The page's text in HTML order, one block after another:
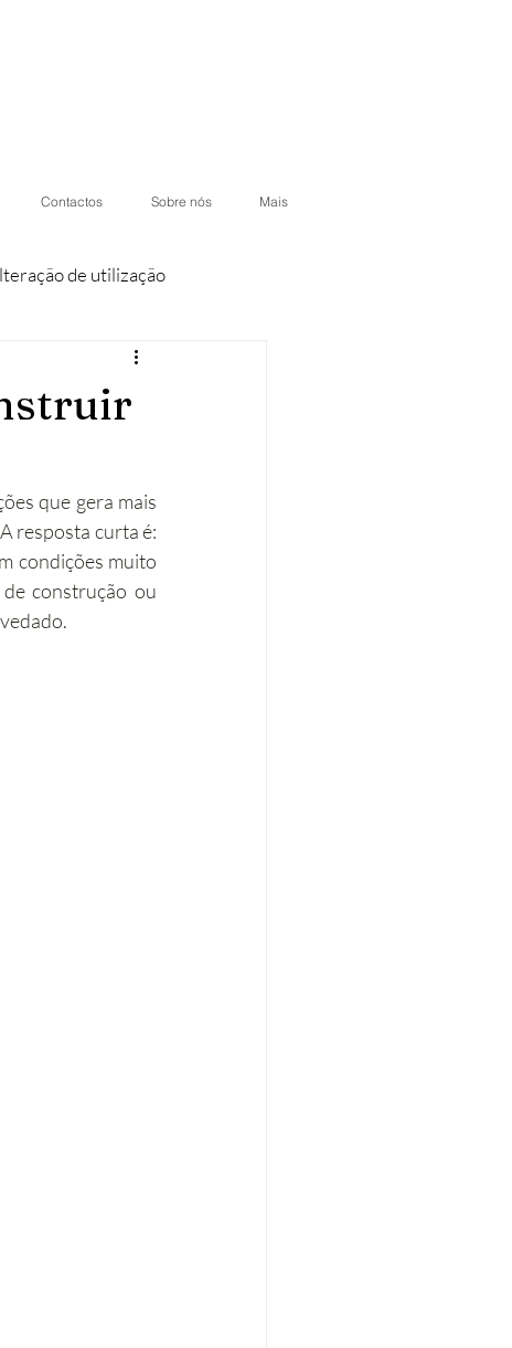
Contactos Sobre nós Mais
de utilização
Condomínios
Eficiência energética
Tributação Imobiliária
que gera mais
resposta curta é:
condições muito
construção ou